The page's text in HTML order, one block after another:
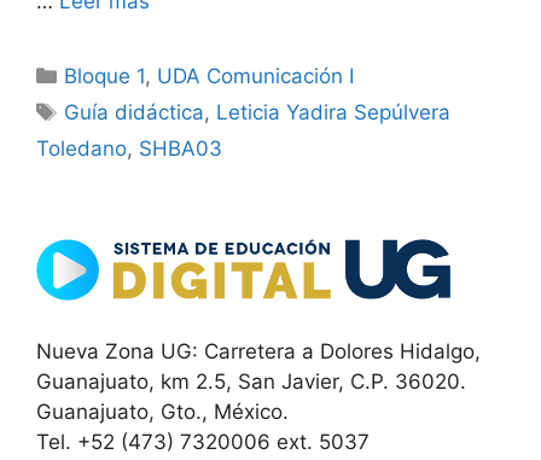
Categorías
Bloque 1, UDA Comunicación I
Etiquetas
Guía didáctica, Leticia Yadira Sepúlvera
Toledano, SHBA03
Nueva Zona UG: Carretera a Dolores Hidalgo,
Guanajuato, km 2.5, San Javier, C.P. 36020.
Guanajuato, Gto., México.
Tel. +52 (473) 7320006 ext. 5037